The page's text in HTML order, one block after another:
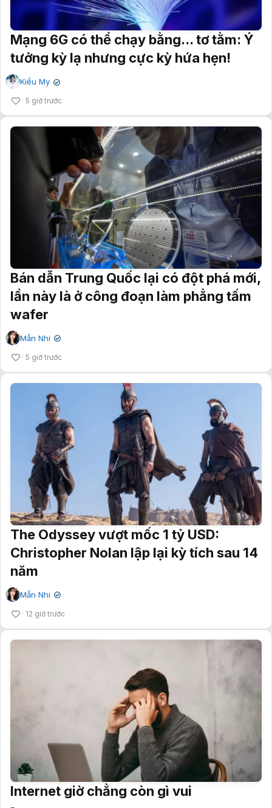
Mạng 6G có thể chạy bằng... tơ tằm: Ý
tưởng kỳ lạ nhưng cực kỳ hứa hẹn!
Kiều My ✔
5 giờ trước
Bán dẫn Trung Quốc lại có đột phá mới,
lần này là ở công đoạn làm phẳng tấm
wafer
Mẫn Nhi ✔
5 giờ trước
The Odyssey vượt mốc 1 tỷ USD:
Christopher Nolan lập lại kỳ tích sau 14
năm
Mẫn Nhi ✔
12 giờ trước
Internet giờ chẳng còn gì vui